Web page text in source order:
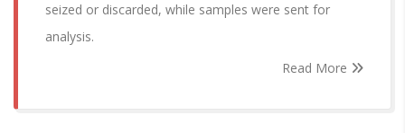
seized or discarded, while samples were sent for
analysis.
Read More